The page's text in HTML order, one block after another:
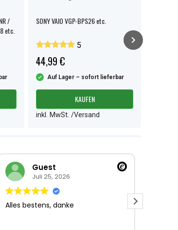
/
etc.
SONY VAIO VGP-BPS26 etc.
5
44,99 €
Auf Lager – sofort lieferbar
KAUFEN
inkl. MwSt. /Versand
Guest
Juli 25, 2026
Alles bestens, danke